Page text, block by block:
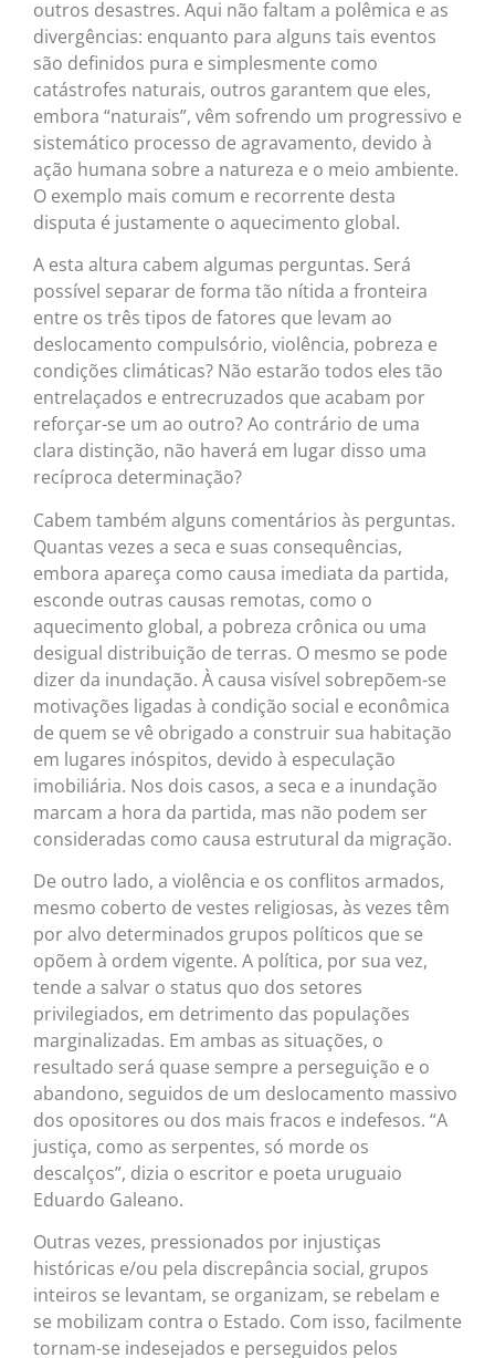
outros desastres. Aqui não faltam a polêmica e as
divergências: enquanto para alguns tais eventos
são definidos pura e simplesmente como
catástrofes naturais, outros garantem que eles,
embora “naturais”, vêm sofrendo um progressivo e
sistemático processo de agravamento, devido à
ação humana sobre a natureza e o meio ambiente.
O exemplo mais comum e recorrente desta
disputa é justamente o aquecimento global.
A esta altura cabem algumas perguntas. Será
possível separar de forma tão nítida a fronteira
entre os três tipos de fatores que levam ao
deslocamento compulsório, violência, pobreza e
condições climáticas? Não estarão todos eles tão
entrelaçados e entrecruzados que acabam por
reforçar-se um ao outro? Ao contrário de uma
clara distinção, não haverá em lugar disso uma
recíproca determinação?
Cabem também alguns comentários às perguntas.
Quantas vezes a seca e suas consequências,
embora apareça como causa imediata da partida,
esconde outras causas remotas, como o
aquecimento global, a pobreza crônica ou uma
desigual distribuição de terras. O mesmo se pode
dizer da inundação. À causa visível sobrepõem-se
motivações ligadas à condição social e econômica
de quem se vê obrigado a construir sua habitação
em lugares inóspitos, devido à especulação
imobiliária. Nos dois casos, a seca e a inundação
marcam a hora da partida, mas não podem ser
consideradas como causa estrutural da migração.
De outro lado, a violência e os conflitos armados,
mesmo coberto de vestes religiosas, às vezes têm
por alvo determinados grupos políticos que se
opõem à ordem vigente. A política, por sua vez,
tende a salvar o status quo dos setores
privilegiados, em detrimento das populações
marginalizadas. Em ambas as situações, o
resultado será quase sempre a perseguição e o
abandono, seguidos de um deslocamento massivo
dos opositores ou dos mais fracos e indefesos. “A
justiça, como as serpentes, só morde os
descalços”, dizia o escritor e poeta uruguaio
Eduardo Galeano.
Outras vezes, pressionados por injustiças
históricas e/ou pela discrepância social, grupos
inteiros se levantam, se organizam, se rebelam e
se mobilizam contra o Estado. Com isso, facilmente
tornam-se indesejados e perseguidos pelos